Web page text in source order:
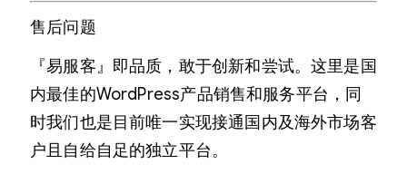
售后问题
『易服客』即品质，敢于创新和尝试。这里是国
内最佳的WordPress产品销售和服务平台，同
时我们也是目前唯一实现接通国内及海外市场客
户且自给自足的独立平台。